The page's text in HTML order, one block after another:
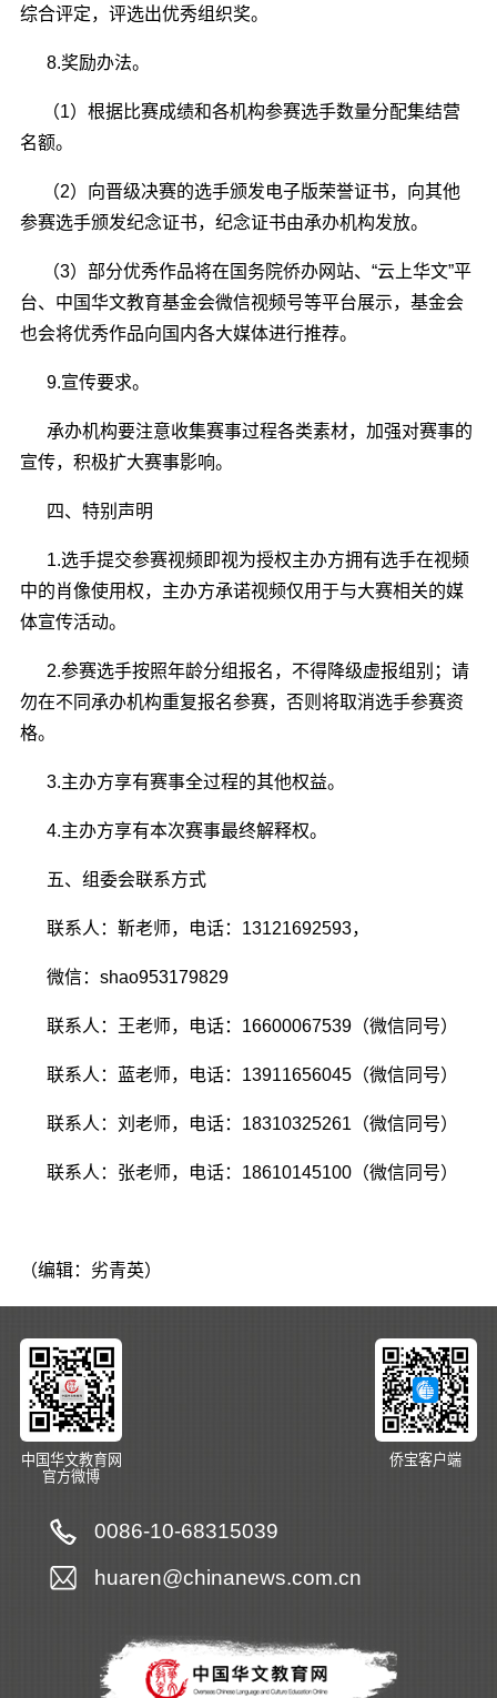
综合评定，评选出优秀组织奖。
8.奖励办法。
（1）根据比赛成绩和各机构参赛选手数量分配集结营
名额。
（2）向晋级决赛的选手颁发电子版荣誉证书，向其他
参赛选手颁发纪念证书，纪念证书由承办机构发放。
（3）部分优秀作品将在国务院侨办网站、“云上华文”平
台、中国华文教育基金会微信视频号等平台展示，基金会
也会将优秀作品向国内各大媒体进行推荐。
9.宣传要求。
承办机构要注意收集赛事过程各类素材，加强对赛事的
宣传，积极扩大赛事影响。
四、特别声明
1.选手提交参赛视频即视为授权主办方拥有选手在视频
中的肖像使用权，主办方承诺视频仅用于与大赛相关的媒
体宣传活动。
2.参赛选手按照年龄分组报名，不得降级虚报组别；请
勿在不同承办机构重复报名参赛，否则将取消选手参赛资
格。
3.主办方享有赛事全过程的其他权益。
4.主办方享有本次赛事最终解释权。
五、组委会联系方式
联系人：靳老师，电话：13121692593，
微信：shao953179829
联系人：王老师，电话：16600067539（微信同号）
联系人：蓝老师，电话：13911656045（微信同号）
联系人：刘老师，电话：18310325261（微信同号）
联系人：张老师，电话：18610145100（微信同号）
（编辑：劣青英）
中国华文教育网
官方微博
侨宝客户端
0086-10-68315039
huaren@chinanews.com.cn